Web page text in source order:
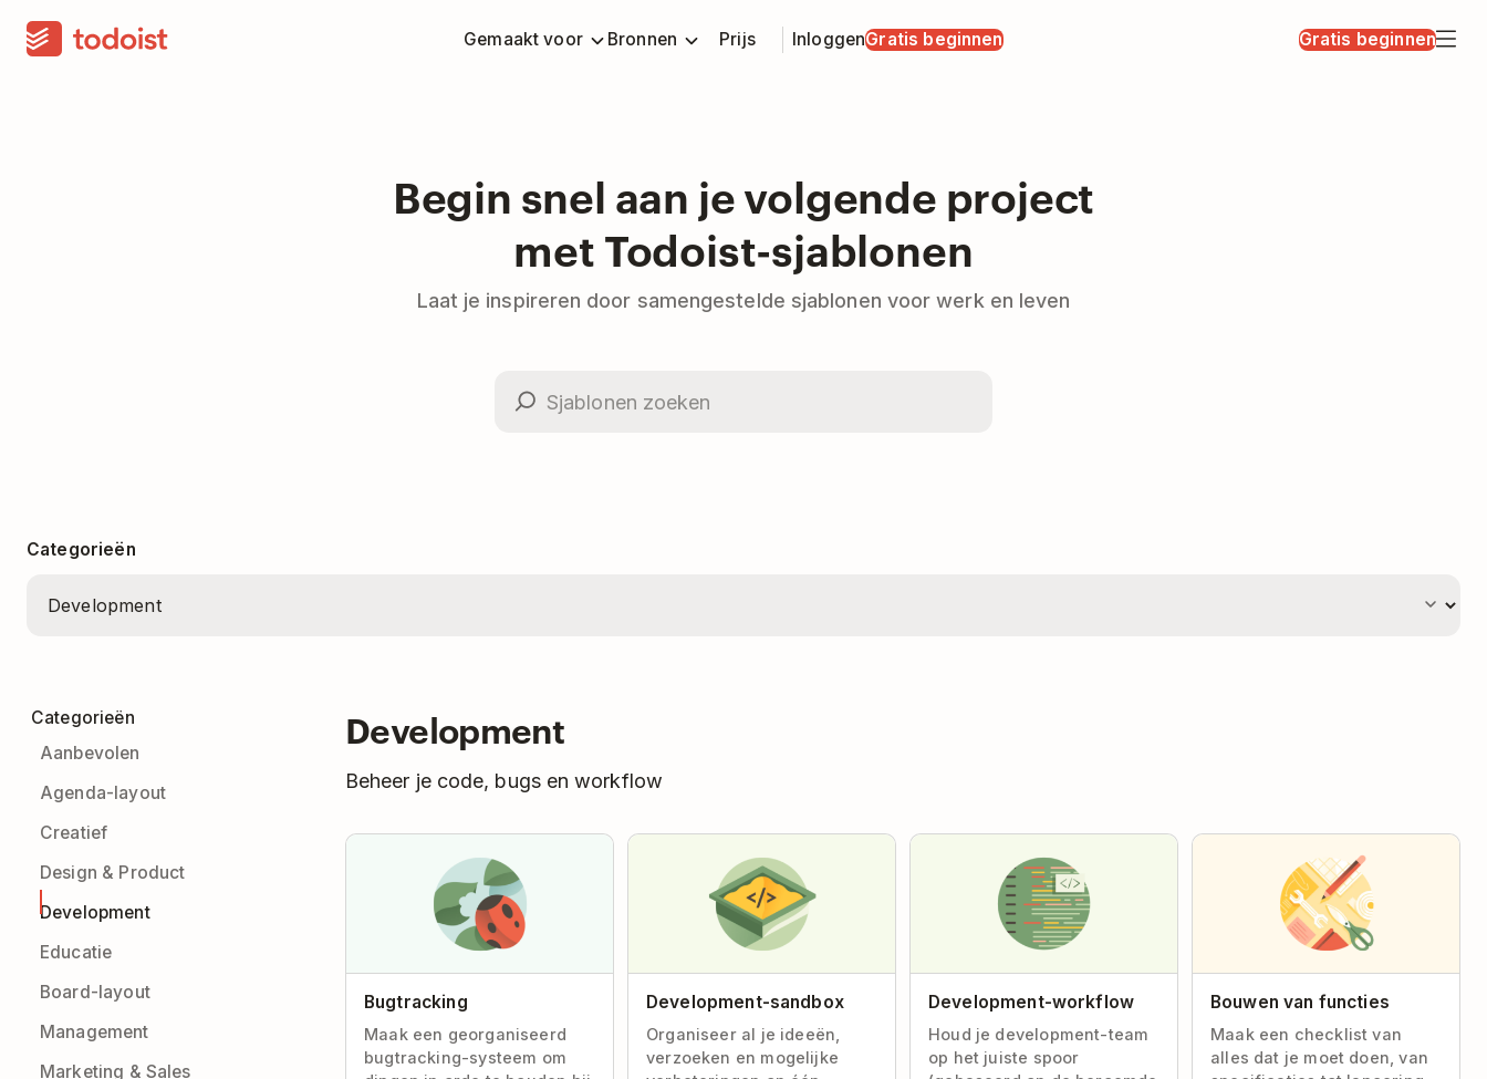
Gemaakt voor Bronnen Prijs InloggenGratis beginnen Gratis beginnen
Begin snel aan je volgende project
met Todoist-sjablonen
Laat je inspireren door samengestelde sjablonen voor werk en leven
Categorieën
Categorieën
Aanbevolen
Agenda-layout
Creatief
Design & Product
Development
Educatie
Board-layout
Management
Marketing & Sales
Development
Beheer je code, bugs en workflow
Bugtracking
Maak een georganiseerd
bugtracking-systeem om
Development-sandbox
Organiseer al je ideeën,
verzoeken en mogelijke
Development-workflow
Houd je development-team
op het juiste spoor
Bouwen van functies
Maak een checklist van
alles dat je moet doen, van